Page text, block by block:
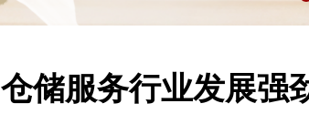
仓储服务行业发展强